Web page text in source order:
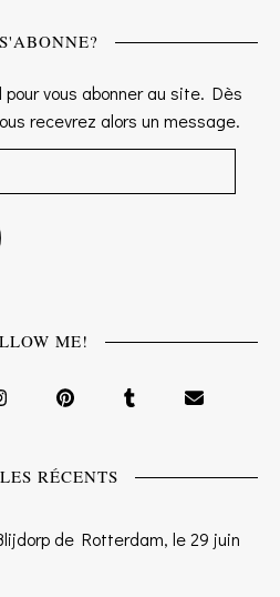
vous abonner au site. Dès
recevrez alors un message.
ME!
RÉCENTS
de Rotterdam, le 29 juin